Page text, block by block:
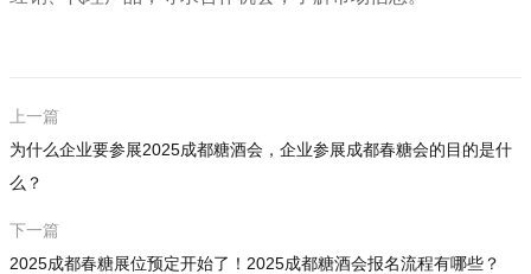
上一篇
为什么企业要参展2025成都糖酒会，企业参展成都春糖会的目的是什
么？
下一篇
2025成都春糖展位预定开始了！2025成都糖酒会报名流程有哪些？